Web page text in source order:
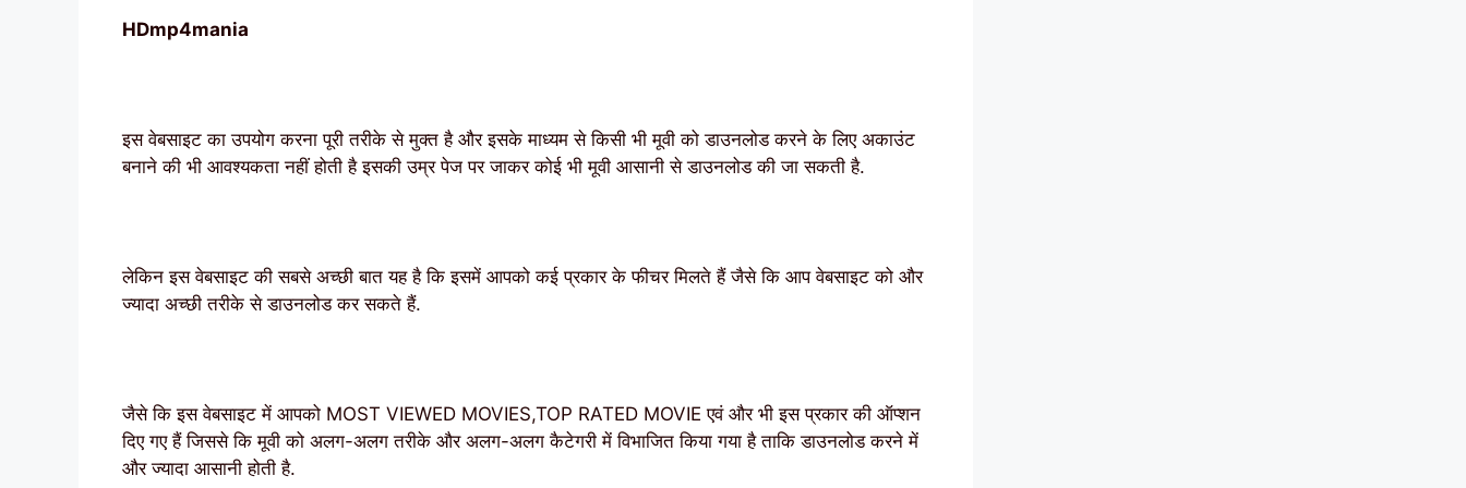
HDmp4mania
इस वेबसाइट का उपयोग करना पूरी तरीके से मुक्त है और इसके माध्यम से किसी भी मूवी को डाउनलोड करने के लिए अकाउंट
बनाने की भी आवश्यकता नहीं होती है इसकी उम्र पेज पर जाकर कोई भी मूवी आसानी से डाउनलोड की जा सकती है.
लेकिन इस वेबसाइट की सबसे अच्छी बात यह है कि इसमें आपको कई प्रकार के फीचर मिलते हैं जैसे कि आप वेबसाइट को और
ज्यादा अच्छी तरीके से डाउनलोड कर सकते हैं.
जैसे कि इस वेबसाइट में आपको MOST VIEWED MOVIES,TOP RATED MOVIE एवं और भी इस प्रकार की ऑप्शन
दिए गए हैं जिससे कि मूवी को अलग-अलग तरीके और अलग-अलग कैटेगरी में विभाजित किया गया है ताकि डाउनलोड करने में
और ज्यादा आसानी होती है.